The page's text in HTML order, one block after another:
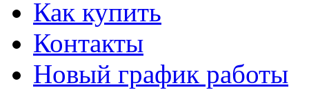
Как купить
Контакты
Новый график работы